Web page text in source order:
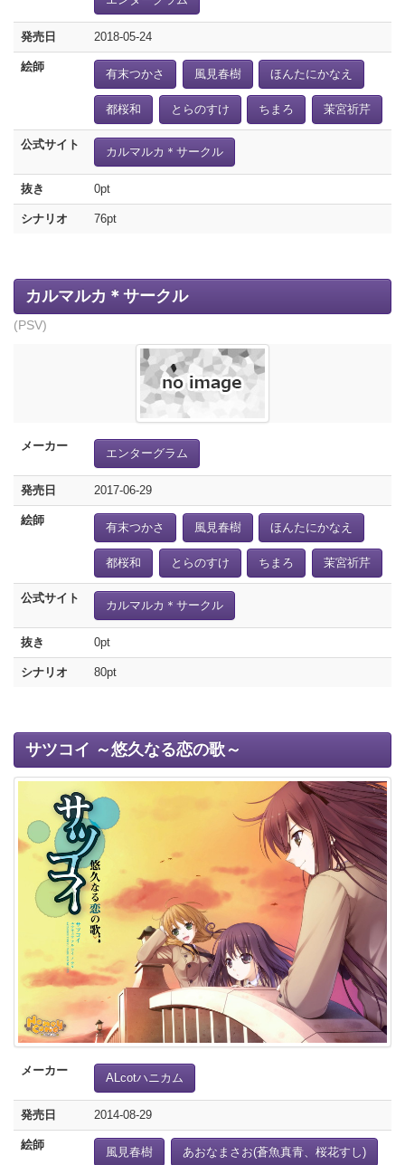
発売日 2018-05-24
絵師
有末つかさ 風見春樹 ほんたにかなえ
都桜和 とらのすけ ちまろ 茉宮祈芹
公式サイト
カルマルカ＊サークル
抜き 0pt
シナリオ 76pt
カルマルカ＊サークル
(PSV)
メーカー
エンターグラム
発売日 2017-06-29
絵師
有末つかさ 風見春樹 ほんたにかなえ
都桜和 とらのすけ ちまろ 茉宮祈芹
公式サイト
カルマルカ＊サークル
抜き 0pt
シナリオ 80pt
サツコイ ～悠久なる恋の歌～
メーカー
ALcotハニカム
発売日 2014-08-29
絵師
風見春樹 あおなまさお(蒼魚真青、桜花すし)